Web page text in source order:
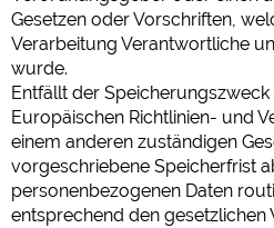
Gesetzen oder Vorschriften,
Verarbeitung Verantwortliche
wurde.
Entfällt der
Europäischen Richtlinien- und
einem anderen zuständigen
vorgeschriebene Speicherfrist
personenbezogenen Daten
entsprechend den